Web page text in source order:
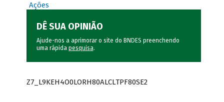
Ações
DÊ SUA OPINIÃO
Ajude-nos a aprimorar o site do BNDES preenchendo
uma rápida pesquisa.
Z7_L9KEH4O0LORH80ALCLTPF80SE2